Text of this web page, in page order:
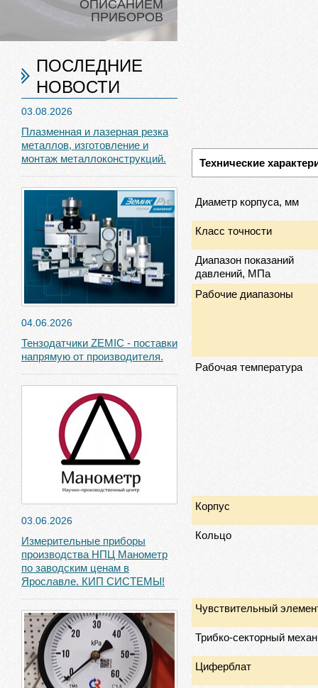
ОПИСАНИЕМ
ПРИБОРОВ
ПОСЛЕДНИЕ
НОВОСТИ
03.08.2026
Плазменная и лазерная резка
металлов, изготовление и
монтаж металлоконструкций.
04.06.2026
Тензодатчики ZEMIC - поставки
напрямую от производителя.
03.06.2026
Измерительные приборы
производства НПЦ Манометр
по заводским ценам в
Ярославле. КИП СИСТЕМЫ!
Технические
Диаметр корпуса, мм
Класс точности
Диапазон показаний
давлений, МПа
Рабочие диапазоны
Рабочая температура
Корпус
Кольцо
Чувствительный
Трибко-секторный
Циферблат